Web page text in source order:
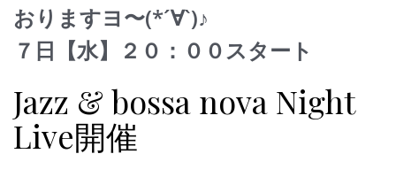
おりますヨ〜(*´∀`)♪
７日【水】２０：００スタート
Jazz & bossa nova Night
Live開催